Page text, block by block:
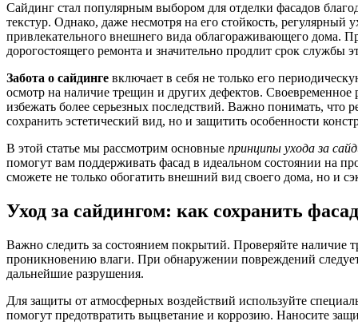
Сайдинг стал популярным выбором для отделки фасадов благодаря своей долговечности, разнообразию цветов и
текстур. Однако, даже несмотря на его стойкость, регулярный
привлекательного внешнего вида облагораживающего дома.
дорогостоящего ремонта и значительно продлит срок службы
Забота о сайдинге включает в себя не только его
осмотр на наличие трещин и других дефектов.
избежать более серьезных последствий. Важно понимать, что
сохранить эстетический вид, но и защитить особенности
В этой статье мы рассмотрим основные принципы ухода за
помогут вам поддерживать фасад в идеальном состоянии на
сможете не только обогатить внешний вид своего дома, но и
Уход за сайдингом: как сохранить
Важно следить за состоянием покрытий. Проверяйте наличие
проникновению влаги. При обнаружении повреждений
дальнейшие разрушения.
Для защиты от атмосферных воздействий используйте
помогут предотвратить выцветание и коррозию. Наносите